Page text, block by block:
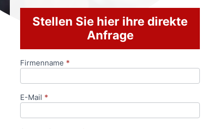
Stellen Sie hier ihre direkte
Anfrage
Anfrageformular
Firmenname *
E-Mail *